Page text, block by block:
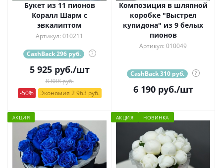
Букет из 11 пионов
Коралл Шарм с
эвкалиптом
Артикул: 010211
CashBack 296 руб. ?
5 925руб./шт
8 888 руб.
-50%
Экономия 2 963 руб.
Композиция в шляпной
коробке "Выстрел
купидона" из 9 белых
пионов
Артикул: 010049
CashBack 310 руб. ?
6 190руб./шт
АКЦИЯ АКЦИЯ НОВИНКА